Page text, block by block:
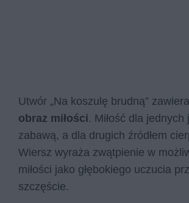
Utwór „Na koszulę brudną” zawiera
obraz miłości. Miłość dla jednych
zabawą, a dla drugich źródłem
Wiersz wyraża zwątpienie w
miłości jako głębokiego uczucia
szczęście.